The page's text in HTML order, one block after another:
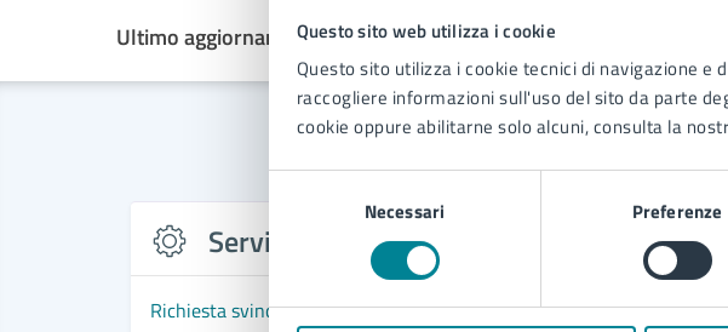
Questo sito web utilizza i cookie
Questo sito utilizza i cookie tecnici di navigazione
raccogliere informazioni sull'uso del sito da parte
cookie oppure abilitarne solo alcuni, consulta la
consenso
Necessari Preferenze
Ultimo aggiornamento:21/10/2024, 10:55
Servizi
Richiesta svincolo polizza fideiussoria posta a garanzie